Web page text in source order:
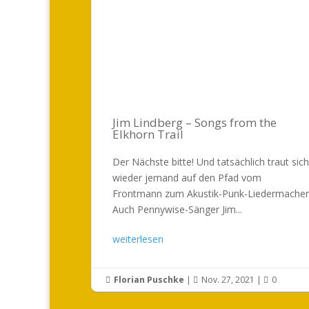
Jim Lindberg – Songs from the
Elkhorn Trail
Der Nächste bitte! Und tatsächlich traut sich
wieder jemand auf den Pfad vom
Frontmann zum Akustik-Punk-
Auch Pennywise-Sänger Jim...
weiterlesen
 Florian Puschke |  Nov. 27, 2021 |  0